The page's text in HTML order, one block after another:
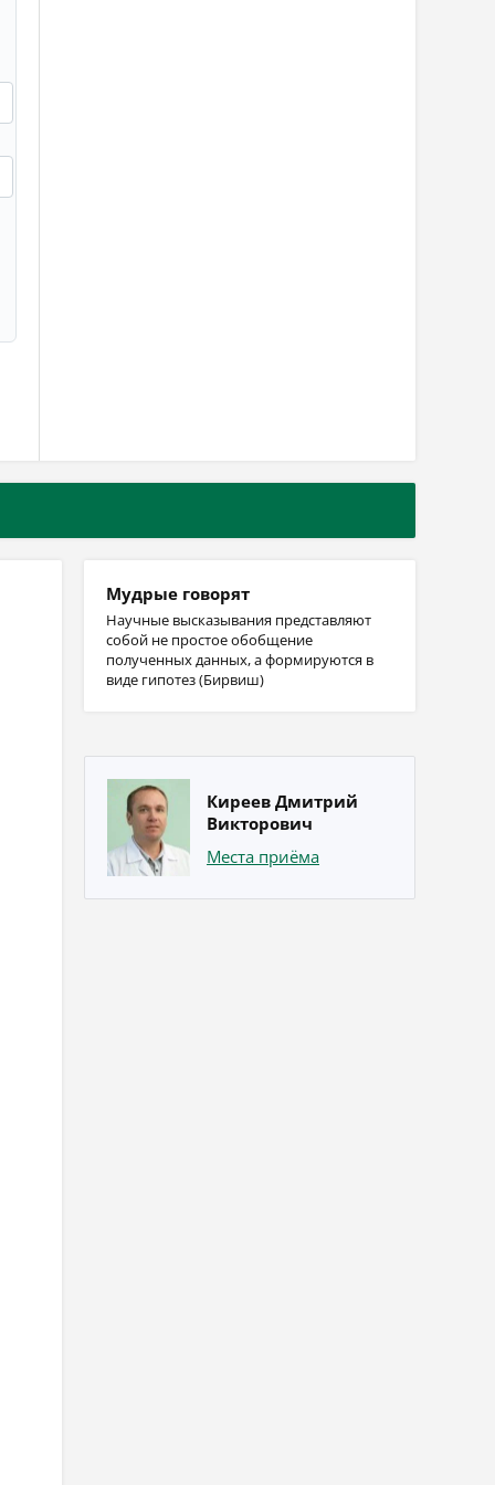
Мудрые говорят
Научные высказывания представляют
собой не простое обобщение
полученных данных, а формируются в
виде гипотез (Бирвиш)
Киреев Дмитрий
Викторович
Места приёма